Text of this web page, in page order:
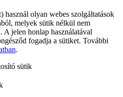
olyan webes szolgáltatások
melyek sütik nélkül nem
A jelen honlap használatával
fogadja a sütiket. További
.
sütik